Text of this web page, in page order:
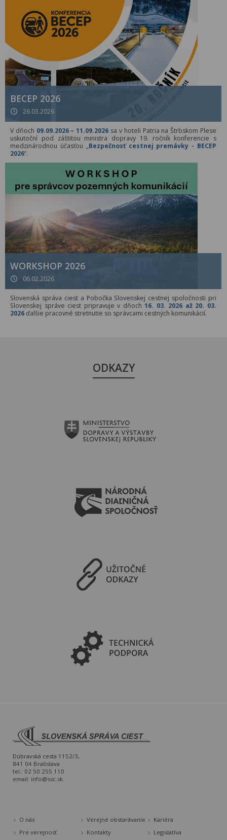
BECEP 2026
26.03.2026
V dňoch 09.09.2026 – 11.09.2026 sa v hoteli Patria na Štrbskom Plese
uskutoční pod záštitou ministra dopravy 19. ročník konferencie s
medzinárodnou účasťou „Bezpečnosť cestnej premávky - BECEP
2026“.
WORKSHOP 2026
06.02.2026
Slovenská správa ciest a Pobočka Slovenskej cestnej spoločnosti pri
Slovenskej správe ciest pripravuje v dňoch16. 03. 2026 až 20. 03.
2026ďalšie pracovné stretnutie so správcami cestných komunikácií.
ODKAZY
Dúbravská cesta 1152/3,
841 04 Bratislava
tel.: 02 50 255 110
email: info@ssc.sk
O nás Verejné obstarávanie
Kariéra
Pre verejnosť
Kontakty
Legislatíva